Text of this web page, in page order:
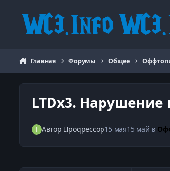
Главная Форумы Общее
LTDx3. Нарушение
Автор IIpoqpeccop15 мая15 май в